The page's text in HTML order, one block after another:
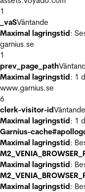
1
_vaSVäntande
Maximal lagringstid:
garnius.se
1
prev_page_path
Maximal lagringstid: 1
www.garnius.se
6
clerk-visitor-idVäntande
Maximal lagringstid: 1
Garnius-
Maximal lagringstid:
Maximal lagringstid:
Maximal lagringstid: